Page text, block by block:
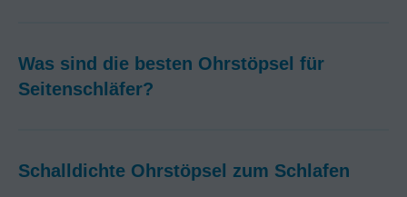
Was sind die besten Ohrstöpsel für
Seitenschläfer?
Schalldichte Ohrstöpsel zum Schlafen